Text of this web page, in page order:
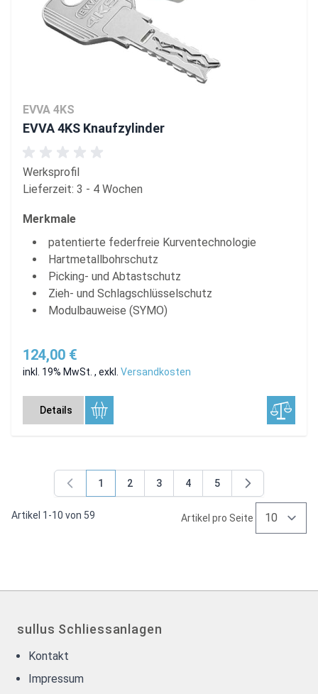
EVVA 4KS
EVVA 4KS Knaufzylinder
Werksprofil
Lieferzeit: 3 - 4 Wochen
Merkmale
patentierte federfreie Kurventechnologie
Hartmetallbohrschutz
Picking- und Abtastschutz
Zieh- und Schlagschlüsselschutz
Modulbauweise (SYMO)
124,00 €
inkl. 19% MwSt. , exkl. Versandkosten
Details
Artikel 1 -10 von 59
Sie lesen gerade Seite
1
Seite
2
Seite
3
Seite
4
Seite
5
Artikel pro Seite
sullus Schliessanlagen
Kontakt
Impressum